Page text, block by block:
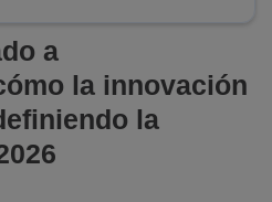
a
la innovación
la